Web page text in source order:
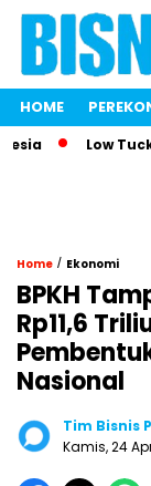
HOME
Low Tuck
Home / Ekonomi
BPKH
Rp11,6
Nasional
Tim Bisnis
Kamis, 24